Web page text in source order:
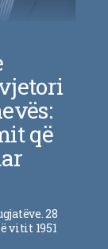
që
28
vitit 1951